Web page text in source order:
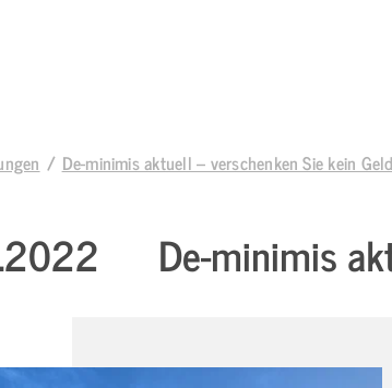
De-minimis aktuell – verschenken Sie kein
De-minimis